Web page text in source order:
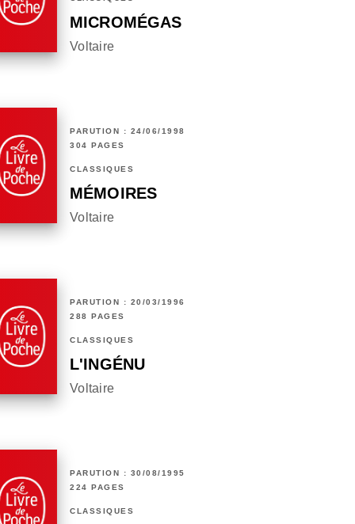
MICROMÉGAS
Voltaire
PARUTION : 24/06/1998
304 PAGES
CLASSIQUES
MÉMOIRES
Voltaire
PARUTION : 20/03/1996
288 PAGES
CLASSIQUES
L'INGÉNU
Voltaire
PARUTION : 30/08/1995
224 PAGES
CLASSIQUES